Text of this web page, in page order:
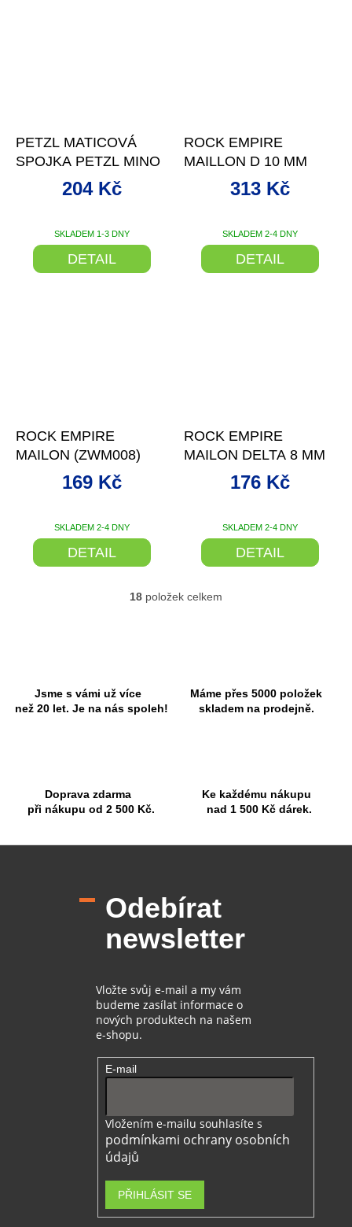
PETZL MATICOVÁ
SPOJKA PETZL MINO
SKLADEM 1-3 DNY
204 Kč
DETAIL
ROCK EMPIRE
MAILLON D 10 MM
SKLADEM 2-4 DNY
313 Kč
DETAIL
ROCK EMPIRE
MAILON (ZWM008)
SKLADEM 2-4 DNY
169 Kč
DETAIL
ROCK EMPIRE
MAILON DELTA 8 MM
SKLADEM 2-4 DNY
176 Kč
DETAIL
O
i
18 položek celkem
Jsme s vámi už více
než 20 let. Je na nás spoleh!
Máme přes 5000 položek
skladem na prodejně.
Doprava zdarma
při nákupu od 2 500 Kč.
Ke každému nákupu
nad 1 500 Kč dárek.
Odebírat
newsletter
Vložte svůj e-mail a my vám
budeme zasílat informace o
nových produktech na našem
e-shopu.
E-mail
Vložením e-mailu souhlasíte s
podmínkami ochrany osobních
údajů
PŘIHLÁSIT SE